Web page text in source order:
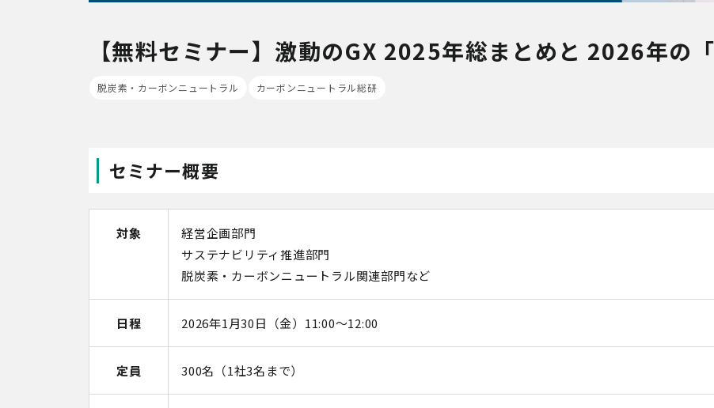
【無料セミナー】激動のGX 2025年総まとめと 2026年の
脱炭素・カーボンニュートラル カーボンニュートラル総研
セミナー概要
対象
経営企画部門
サステナビリティ推進部門
脱炭素・カーボンニュートラル関連部門など
日程 2026年1月30日（金）11:00～12:00
定員 300名（1社3名まで）